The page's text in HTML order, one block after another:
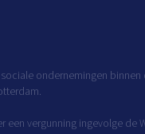
ondernemingen
een vergunning ingevolge